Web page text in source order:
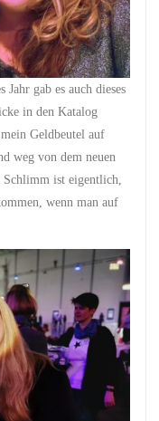
gab es auch dieses
in den Katalog
Geldbeutel auf
weg von dem neuen
ist eigentlich,
wenn man auf